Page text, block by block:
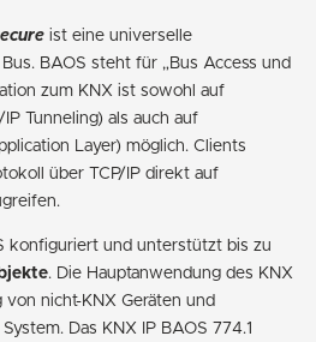
ist eine universelle
BAOS steht für „Bus Access und
zum KNX ist sowohl auf
Tunneling) als auch auf
Layer) möglich. Clients
über TCP/IP direkt auf
konfiguriert und unterstützt bis zu
. Die Hauptanwendung des KNX
von nicht-KNX Geräten und
Das KNX IP BAOS 774.1